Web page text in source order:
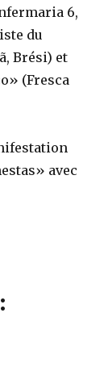
6,
du
Brési) et
(Fresca
avec